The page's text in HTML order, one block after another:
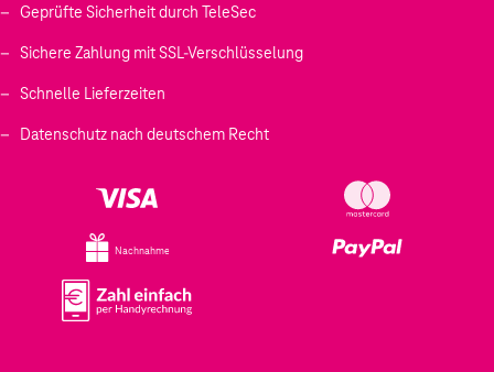
Geprüfte Sicherheit durch TeleSec
Sichere Zahlung mit SSL-Verschlüsselung
Schnelle Lieferzeiten
Datenschutz nach deutschem Recht
Nachnahme